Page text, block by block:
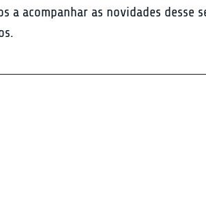
a acompanhar as novidades